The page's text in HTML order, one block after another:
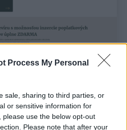
Process My Personal
sale, sharing to third parties, or
or sensitive information for
use the below opt-out
Please note that after your